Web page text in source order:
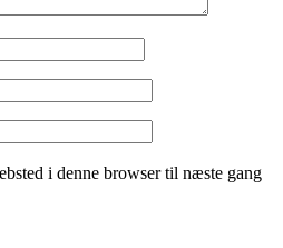
i denne browser til næste gang